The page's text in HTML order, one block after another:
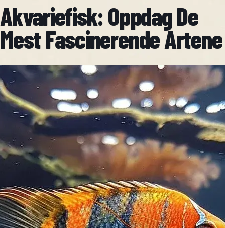
Akvariefisk: Oppdag De
Mest Fascinerende Artene